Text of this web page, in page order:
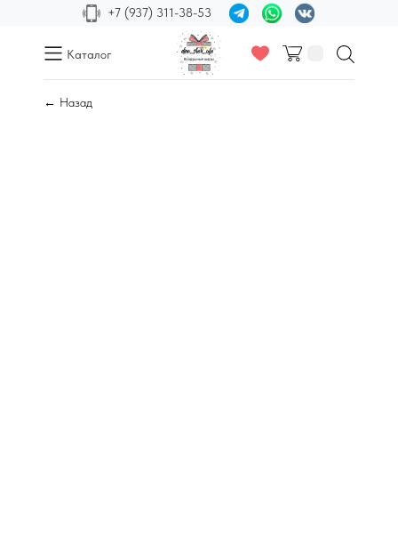
+7 (937) 311-38-53
Каталог
← Назад